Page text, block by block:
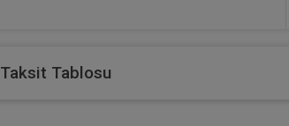
Taksit Tablosu